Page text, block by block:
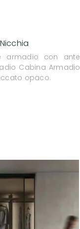
armadio con ante
Cabina Armadio
opaco.